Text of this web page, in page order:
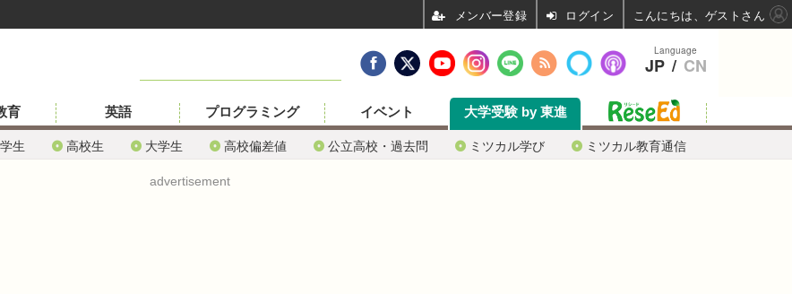
生 高校生 大学生 高校偏差値 公立高校・過去問 ミツカル学び ミツカル教育通信
育 英語 プログラミング イベント 大学受験 by 東進
advertisement
Language
JP / CN
ログイン こんにちは、ゲストさん